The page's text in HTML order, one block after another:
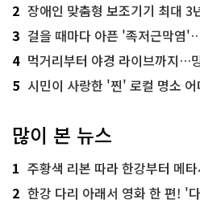
2 장애인 맞춤형 보조기기 최대 3년
3 걸을 때마다 아픈 '족저근막염'…무
4 먹거리부터 야경 라이브까지…
5 시민이 사랑한 '찐' 로컬 명소 어
많이 본 뉴스
1 주황색 리본 따라 한강부터 메타세쿼
2 한강 다리 아래서 영화 한 편! '